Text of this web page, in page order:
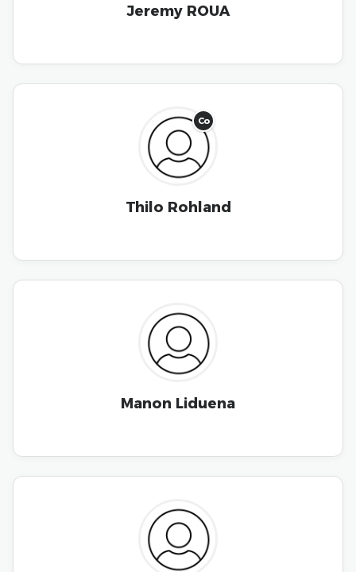
Jeremy ROUA
Co
Thilo Rohland
Manon Liduena